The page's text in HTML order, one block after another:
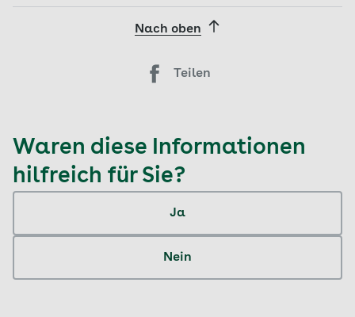
Nach oben
Teilen
Waren diese Informationen
hilfreich für Sie?
Ja
Nein